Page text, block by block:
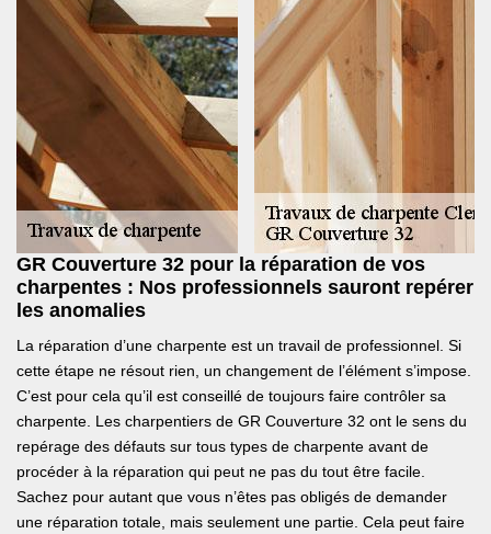
GR Couverture 32 pour la réparation de vos
charpentes : Nos professionnels sauront repérer
les anomalies
La réparation d’une charpente est un travail de professionnel. Si
cette étape ne résout rien, un changement de l’élément s’impose.
C’est pour cela qu’il est conseillé de toujours faire contrôler sa
charpente. Les charpentiers de GR Couverture 32 ont le sens du
repérage des défauts sur tous types de charpente avant de
procéder à la réparation qui peut ne pas du tout être facile.
Sachez pour autant que vous n’êtes pas obligés de demander
une réparation totale, mais seulement une partie. Cela peut faire